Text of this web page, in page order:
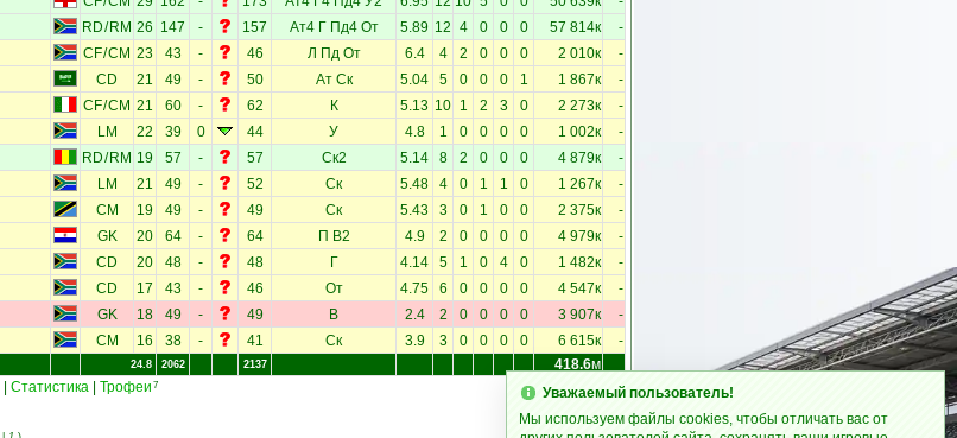
RD/ RM 26 147 - 157 Ат4 Г Пд4 От 5.89 12 4 0 0 0 57 814к -
CF/CM 23 43 - 46 Л Пд От 6.4 4 2 0 0 0 2 010к -
CD 21 49 - 50 Ат Ск 5.04 5 0 0 0 1 1 867к -
CF/CM 21 60 - 62 К 5.13 10 1 2 3 0 2 273к -
LM 22 39 0 44 У 4.8 1 0 0 0 0 1 002к -
RD/ RM 19 57 - 57 Ск2 5.14 8 2 0 0 0 4 879к -
LM 21 49 - 52 Ск 5.48 4 0 1 1 0 1 267к -
CM 19 49 - 49 Ск 5.43 3 0 1 0 0 2 375к -
GK 20 64 - 64 П В2 4.9 2 0 0 0 0 4 979к -
CD 20 48 - 48 Г 4.14 5 1 0 4 0 1 482к -
CD 17 43 - 46 От 4.75 6 0 0 0 0 4 547к -
GK 18 49 - 49 В 2.4 2 0 0 0 0 3 907к -
CM 16 38 - 41 Ск 3.9 3 0 0 0 0 6 615к -
24.8 2062 2137 418.6м
Статистика Трофеи 7
Уважаемый пользователь!
Мы используем файлы cookies, чтобы отличать вас от